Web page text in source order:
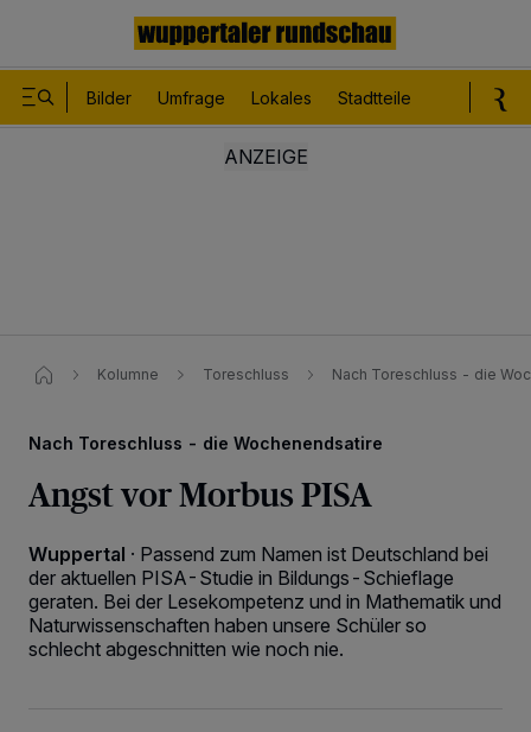
Bilder Umfrage Lokales Stadtteile
Kolumne Toreschluss Nach Toreschluss - die
Nach Toreschluss - die Wochenendsatire
Angst vor Morbus PISA
Wuppertal · Passend zum Namen ist Deutschland bei
der aktuellen PISA-Studie in Bildungs-Schieflage
geraten. Bei der Lesekompetenz und in Mathematik und
Naturwissenschaften haben unsere Schüler so
schlecht abgeschnitten wie noch nie.